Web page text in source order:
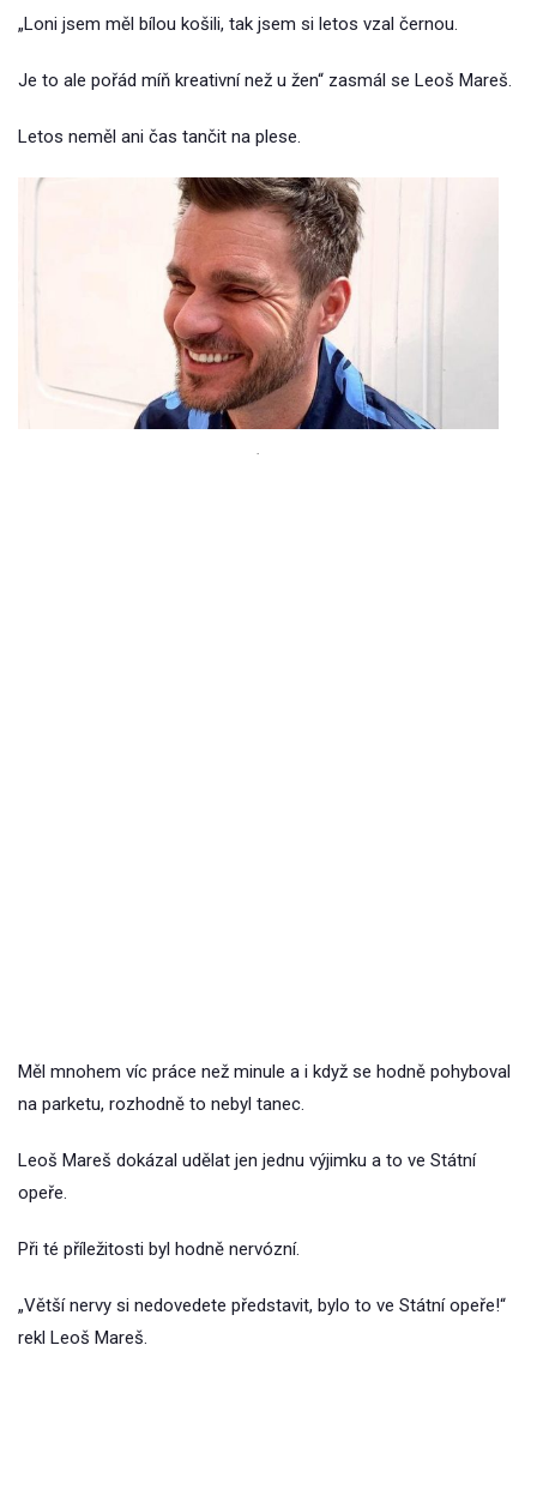
„Loni jsem měl bílou košili, tak jsem si letos vzal černou.
Je to ale pořád míň kreativní než u žen“ zasmál se Leoš Mareš.
Letos neměl ani čas tančit na plese.
.
Měl mnohem víc práce než minule a i když se hodně pohyboval
na parketu, rozhodně to nebyl tanec.
Leoš Mareš dokázal udělat jen jednu výjimku a to ve Státní
opeře.
Při té příležitosti byl hodně nervózní.
„Větší nervy si nedovedete představit, bylo to ve Státní opeře!“
rekl Leoš Mareš.